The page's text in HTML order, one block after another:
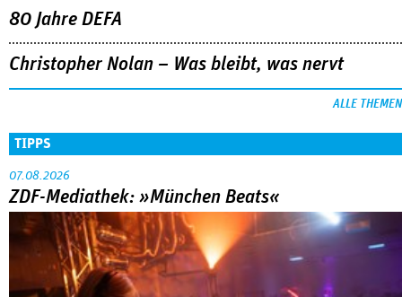
80 Jahre DEFA
Christopher Nolan – Was bleibt, was nervt
ALLE THEMEN
TIPPS
07.08.2026
ZDF-Mediathek: »München Beats«